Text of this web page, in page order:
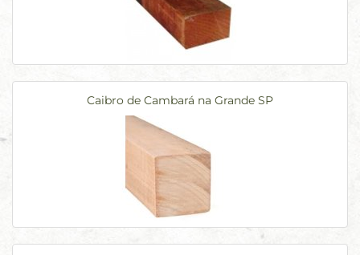
Caibro de Cambará na Grande SP